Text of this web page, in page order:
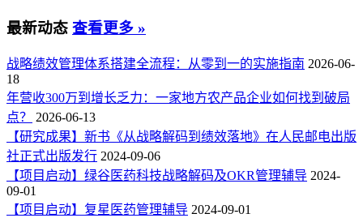
最新动态 查看更多 »
战略绩效管理体系搭建全流程：从零到一的实施指南 2026-06-
18
年营收300万到增长乏力：一家地方农产品企业如何找到破局
点？
2026-06-13
【研究成果】新书《从战略解码到绩效落地》在人民邮电出版
社正式出版发行 2024-09-06
【项目启动】绿谷医药科技战略解码及OKR管理辅导 2024-
09-01
【项目启动】复星医药管理辅导 2024-09-01